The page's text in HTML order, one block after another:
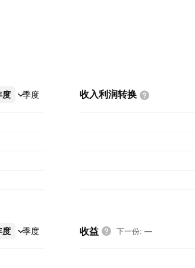
度 季度
多 收入利润转换
度 季度
多 收益 下一份: —